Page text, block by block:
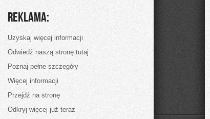
Reklama:
Uzyskaj więcej informacji
Odwiedź naszą stronę tutaj
Poznaj pełne szczegóły
Więcej informacji
Przejdź na stronę
Odkryj więcej już teraz